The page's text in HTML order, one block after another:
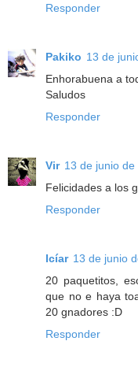
Responder
Pakiko 13 de
Enhorabuena a
Saludos
Responder
Vir 13 de junio
Felicidades a los
Responder
Icíar 13 de junio
20 paquetitos,
que no e haya
20 gnadores :D
Responder